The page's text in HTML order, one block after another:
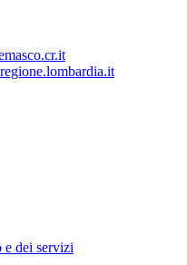
e dei servizi